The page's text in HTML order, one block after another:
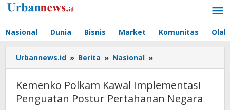
Lewati
Nasional Dunia Bisnis Market Komunitas
Urbannews.id » Berita » Nasional »
Polkam
Implementasi
Penguatan
Kemenko Polkam Kawal Implementasi
Penguatan Postur Pertahanan Negara